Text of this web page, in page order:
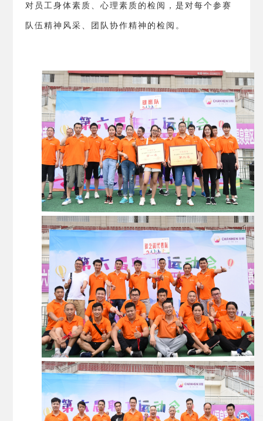
对员工身体素质、心理素质的检阅，是对每个参赛
队伍精神风采、团队协作精神的检阅。